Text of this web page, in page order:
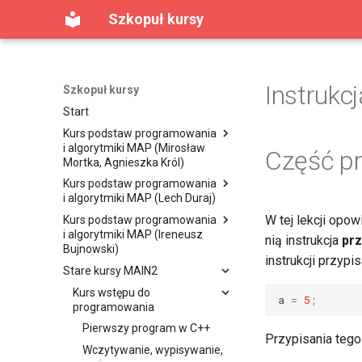
Szkopuł kursy
Szkopuł kursy
Start
Kurs podstaw programowania
i algorytmiki MAP (Mirosław
Mortka, Agnieszka Król)
Lekcja 1. Pierwszy program w
C++
Lekcja 2. Instrukcje warunkowe
Lekcja 3. Pętle (Część 1)
Lekcja 4. Pętle (Część 2)
Lekcja 5. Tablice (Część 1)
Lekcja 6. Tablice (Część 2)
Lekcja 7. Łańcuchy znaków
Lekcja 8. Funkcje (Część 1)
Kurs podstaw programowania
i algorytmiki MAP (Lech Duraj)
Lekcja 1. Co to jest
algorytmika?
Lekcja 2. Wstęp do
programowania
Lekcja 3. Pętle, tablice
Lekcja 4. Pętle (Część 2),
łańcuchy
Lekcja 5. Algorytm Euklidesa
Kurs podstaw programowania
i algorytmiki MAP (Ireneusz
Bujnowski)
Lekcja 1. Pierwsze programy w
C++
Lekcja 2. Instrukcje warunkowe
oraz wyboru
Lekcja 3. Instrukcje pętli while
oraz for
Stare kursy MAIN2
Kurs wstępu do
programowania
Pierwszy program w C++
Wczytywanie, wypisywanie,
Część
W tej lekcji
nią instrukcja
instrukcji
a = 5 ;
Przypisania